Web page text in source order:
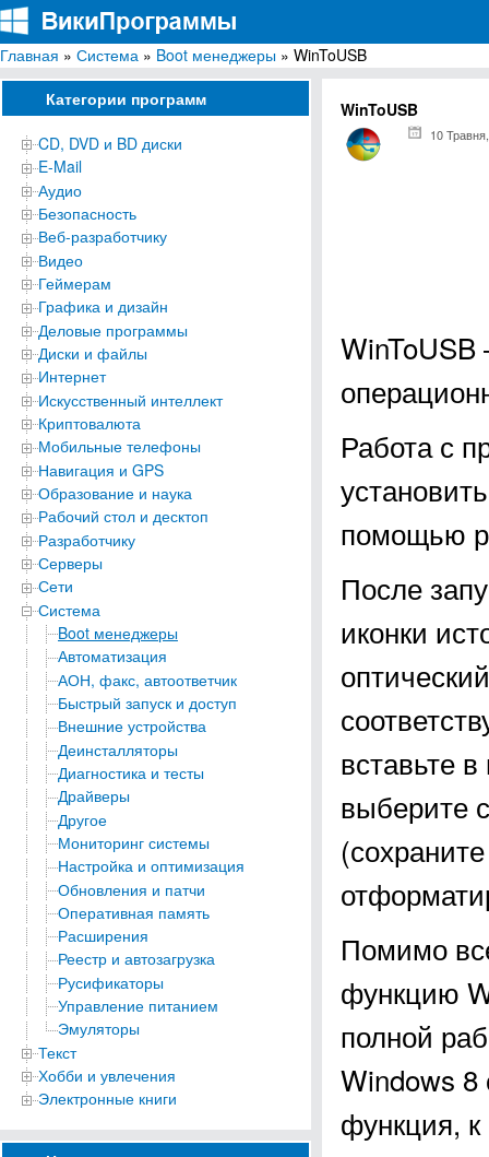
ВикиПрограммы
Энциклопедия бесплатных компьютерных программ для Windows
Главная » Система » Boot менеджеры » WinToUSB
Категории программ
CD, DVD и BD диски
E-Mail
Аудио
Безопасность
Веб-разработчику
Видео
Геймерам
Графика и дизайн
Деловые программы
Диски и файлы
Интернет
Искусственный интеллект
Криптовалюта
Мобильные телефоны
Навигация и GPS
Образование и наука
Рабочий стол и десктоп
Разработчику
Серверы
Сети
Система
Boot менеджеры
Автоматизация
АОН, факс, автоответчик
Быстрый запуск и доступ
Внешние устройства
Деинсталляторы
Диагностика и тесты
Драйверы
Другое
Мониторинг системы
Настройка и оптимизация
Обновления и патчи
Оперативная память
Расширения
Реестр и автозагрузка
Русификаторы
Управление питанием
Эмуляторы
Текст
Хобби и увлечения
Электронные книги
WinToUSB
10
WinToUSB
Работа с
помощью
После
иконки
вставьте
выберите
Помимо
функцию
полной
Windows 8
функция,